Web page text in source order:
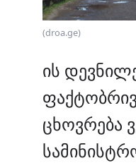
(droa.ge)
ის
ცხოვრება